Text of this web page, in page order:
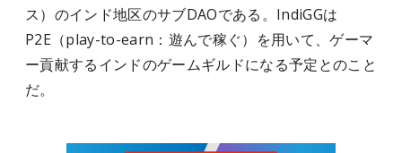
ス）のインド地区のサブDAOである。IndiGGは
P2E（play-to-earn：遊んで稼ぐ）を用いて、ゲーマ
ー貢献するインドのゲームギルドになる予定とのこと
だ。